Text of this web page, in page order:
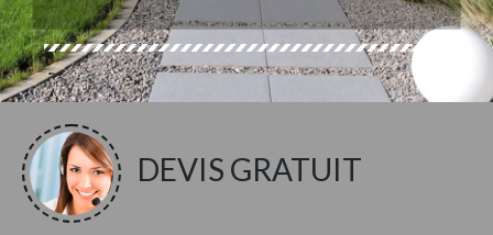
DEVIS GRATUIT